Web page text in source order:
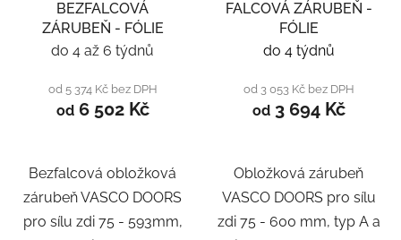
BEZFALCOVÁ
ZÁRUBEŇ - FÓLIE
do 4 až 6 týdnů
od 5 374 Kč bez DPH
od6 502 Kč
Bezfalcová obložková
zárubeň VASCO DOORS
pro sílu zdi 75 - 593mm,
FALCOVÁ ZÁRUBEŇ -
FÓLIE
do 4 týdnů
od 3 053 Kč bez DPH
od3 694 Kč
Obložková zárubeň
VASCO DOORS pro sílu
zdi 75 - 600 mm, typ A a